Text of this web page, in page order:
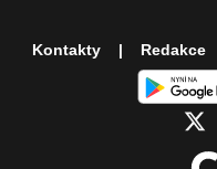
Kontakty Redakce